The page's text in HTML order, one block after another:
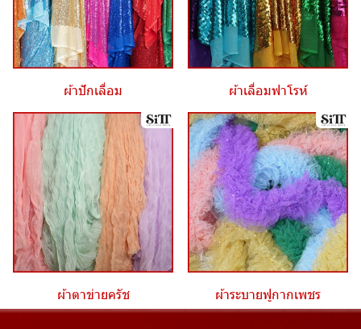
ผ้าปักเลื่อม ผ้าเลื่อมฟาโรห์
ผ้าตาข่ายครัช ผ้าระบายฟูกากเพชร